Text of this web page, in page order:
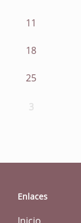
11
18
25
3
Enlaces